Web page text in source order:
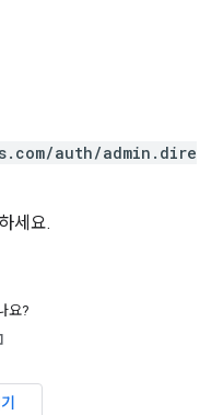
auth/admin.dire
세요.
요?